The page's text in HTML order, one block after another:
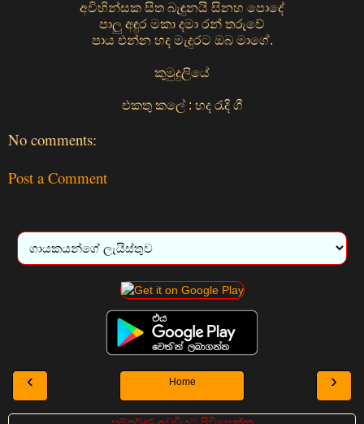
අවිහින්සක සිත බැඳුනයි සිනහ පොදේ
පාලු අඳුර මකා දමා රන් තරුවේ
පාය එන්න හද මැදුරට ඔබ මාගේ.
කුමුදුලියේ
එකතු කලේ : හද රැදි ගී
No comments:
Post a Comment
‹ ›
Home